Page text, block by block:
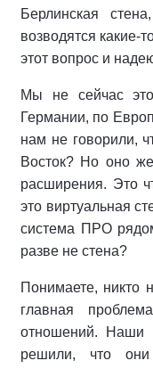
Берлинская
возводятся какие-
этот вопрос и
Мы не сейчас
Германии, по
нам не говорили,
Восток? Но оно
расширения. Это
это виртуальная
система ПРО
разве не стена?
Понимаете, никто
главная
отношений. Наши
решили, что